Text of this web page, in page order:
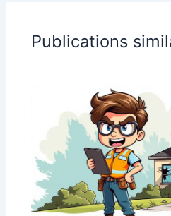
Publications